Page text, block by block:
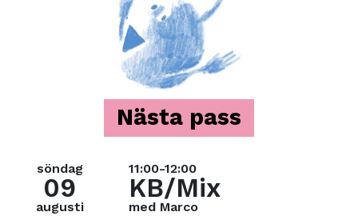
Nästa pass
söndag
09
augusti
11:00-12:00
KB/Mix
med Marco